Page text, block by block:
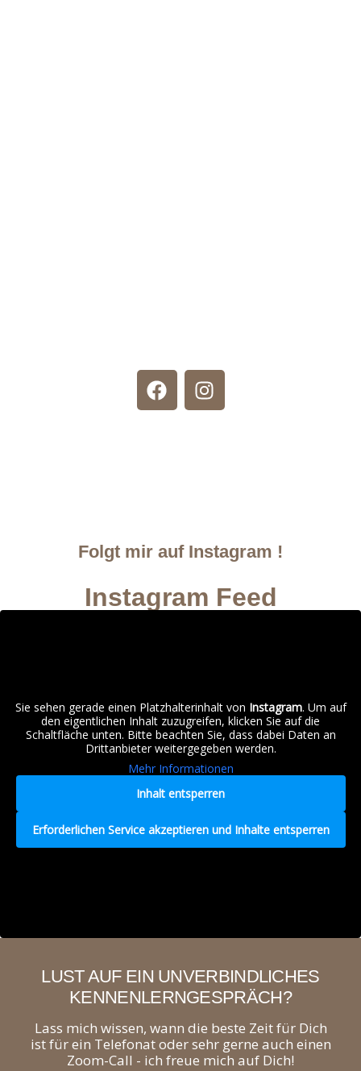
Folgt mir auf Instagram !
Instagram Feed
Sie sehen gerade einen Platzhalterinhalt von Instagram. Um auf
den eigentlichen Inhalt zuzugreifen, klicken Sie auf die
Schaltfläche unten. Bitte beachten Sie, dass dabei Daten an
Drittanbieter weitergegeben werden.
Mehr Informationen
Inhalt entsperren
Erforderlichen Service akzeptieren und Inhalte entsperren
LUST AUF EIN UNVERBINDLICHES
KENNENLERNGESPRÄCH?
Lass mich wissen, wann die beste Zeit für Dich
ist für ein Telefonat oder sehr gerne auch einen
Zoom-Call - ich freue mich auf Dich!